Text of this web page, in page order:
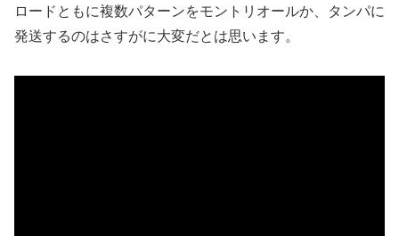
ロードともに複数パターンをモントリオールか、タンパに
発送するのはさすがに大変だとは思います。